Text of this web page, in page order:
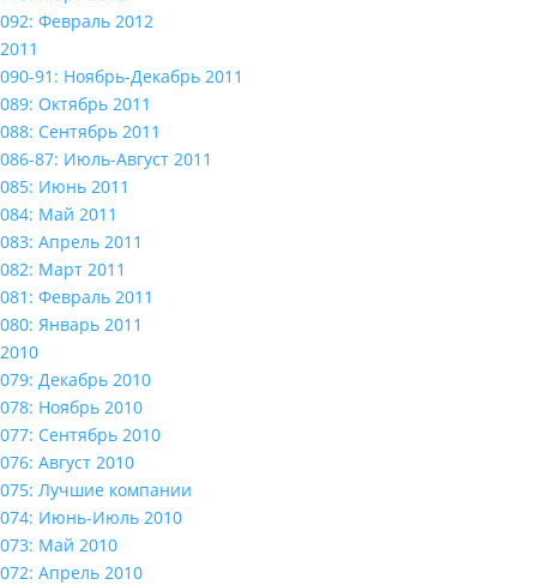
092: Февраль 2012
2011
090-91: Ноябрь-Декабрь 2011
089: Октябрь 2011
088: Сентябрь 2011
086-87: Июль-Август 2011
085: Июнь 2011
084: Май 2011
083: Апрель 2011
082: Март 2011
081: Февраль 2011
080: Январь 2011
2010
079: Декабрь 2010
078: Ноябрь 2010
077: Сентябрь 2010
076: Август 2010
075: Лучшие компании
074: Июнь-Июль 2010
073: Май 2010
072: Апрель 2010